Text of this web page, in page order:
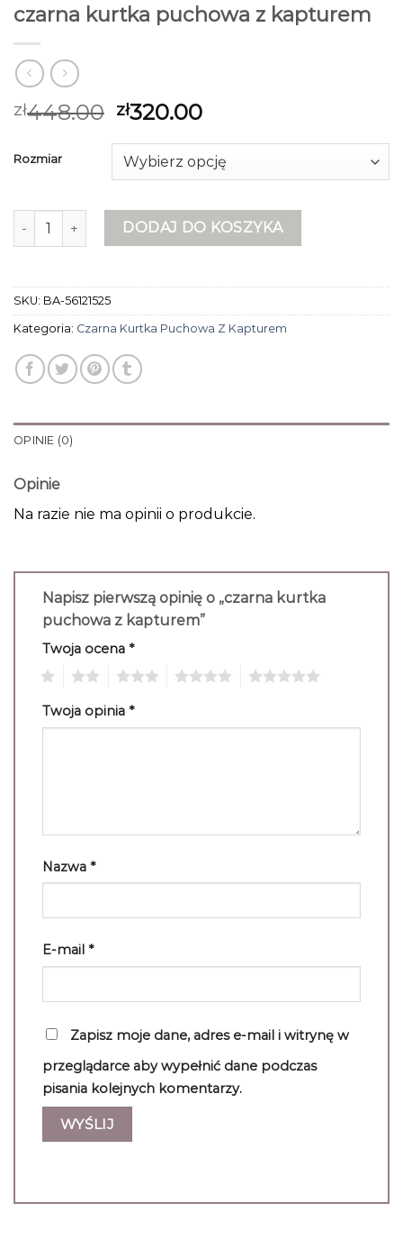
czarna kurtka puchowa z kapturem
zł448.00 zł320.00
Rozmiar
ilość czarna kurtka puchowa z kapturem
DODAJ DO KOSZYKA
SKU: BA-56121525
Kategoria: Czarna Kurtka Puchowa Z Kapturem
OPINIE (0)
Opinie
Na razie nie ma opinii o produkcie.
Napisz pierwszą opinię o „czarna kurtka
puchowa z kapturem”
Twoja ocena *
Twoja opinia *
Nazwa *
E-mail *
Zapisz moje dane, adres e-mail i witrynę w
przeglądarce aby wypełnić dane podczas
pisania kolejnych komentarzy.